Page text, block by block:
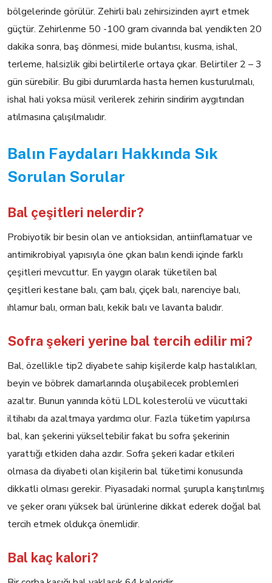
bölgelerin­de görülür. Zehirli balı zehirsizinden ayırt etmek
güçtür. Zehir­lenme 50 -100 gram civarında bal yendikten 20
dakika sonra, baş dönmesi, mide bulantısı, kusma, ishal,
terleme, halsizlik gibi be­lirtilerle ortaya çıkar. Belirtiler 2 – 3
gün sürebilir. Bu gibi durum­larda hasta hemen kusturulmalı,
ishal hali yoksa müsil verilerek zehirin sindirim aygıtından
atılmasına çalışılmalıdır.
Balın Faydaları Hakkında Sık
Sorulan Sorular
Bal çeşitleri nelerdir?
Probiyotik bir besin olan ve antioksidan, antiinflamatuar ve
antimikrobiyal yapısıyla öne çıkan balın kendi içinde farklı
çeşitleri mevcuttur. En yaygın olarak tüketilen bal
çeşitleri kestane balı, çam balı, çiçek balı, narenciye balı,
ıhlamur balı, orman balı, kekik balı ve lavanta balıdır.
Sofra şekeri yerine bal tercih edilir mi?
Bal, özellikle tip2 diyabete sahip kişilerde kalp hastalıkları,
beyin ve böbrek damarlarında oluşabilecek problemleri
azaltır. Bunun yanında kötü LDL kolesterolü ve vücuttaki
iltihabı da azaltmaya yardımcı olur. Fazla tüketim yapılırsa
bal, kan şekerini yükseltebilir fakat bu sofra şekerinin
yarattığı etkiden daha azdır. Sofra şekeri kadar etkileri
olmasa da diyabeti olan kişilerin bal tüketimi konusunda
dikkatli olması gerekir. Piyasadaki normal şurupla karıştırılmış
ve şeker oranı yüksek bal ürünlerine dikkat ederek doğal bal
tercih etmek oldukça önemlidir.
Bal kaç kalori?